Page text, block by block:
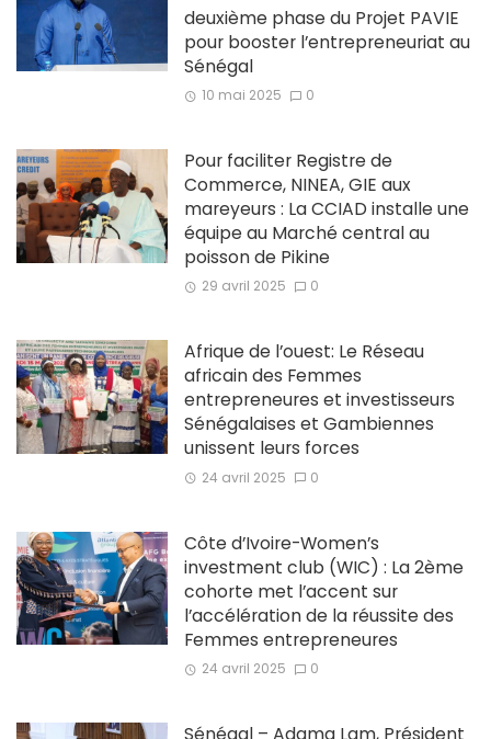
deuxième phase du Projet PAVIE
pour booster l’entrepreneuriat au
Sénégal
10 mai 2025 0
Pour faciliter Registre de
Commerce, NINEA, GIE aux
mareyeurs : La CCIAD installe une
équipe au Marché central au
poisson de Pikine
29 avril 2025 0
Afrique de l’ouest: Le Réseau
africain des Femmes
entrepreneures et investisseurs
Sénégalaises et Gambiennes
unissent leurs forces
24 avril 2025 0
Côte d’Ivoire-Women’s
investment club (WIC) : La 2ème
cohorte met l’accent sur
l’accélération de la réussite des
Femmes entrepreneures
24 avril 2025 0